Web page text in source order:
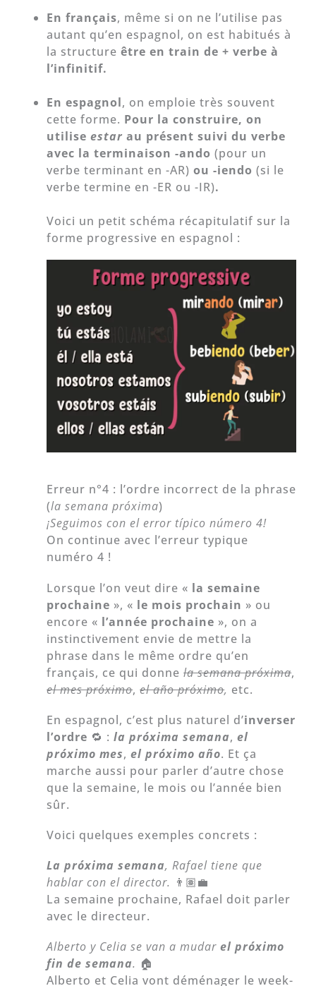
En français, même si on ne l’utilise pas
autant qu’en espagnol, on est habitués à
la structureêtre en train de + verbe à
l’infinitif.
En espagnol, on emploie très souvent
cette forme. Pour la construire, on
utiliseestar au présent suivi du verbe
avec la terminaison -ando(pour un
verbe terminant en -AR) ou -iendo(si le
verbe termine en -ER ou -IR).
Voici un petit schéma récapitulatif sur la
forme progressive en espagnol :
Erreur n°4 : l’ordre incorrect de la phrase
(la semana próxima)
¡Seguimos con el error típico número 4!
On continue avec l’erreur typique
numéro 4 !
Lorsque l’on veut dire « la semaine
prochaine », « le mois prochain » ou
encore « l’année prochaine », on a
instinctivement envie de mettre la
phrase dans le même ordre qu’en
français, ce qui donnela semana próxima,
el mes próximo,el año próximo, etc.
En espagnol, c’est plus naturel d’inverser
l’ordre 🔁 :la próxima semana,el
próximo mes,el próximo año. Et ça
marche aussi pour parler d’autre chose
que la semaine, le mois ou l’année bien
sûr.
Voici quelques exemples concrets :
La próxima semana, Rafael tiene que
hablar con el director. 👨🏽‍💼
La semaine prochaine, Rafael doit parler
avec le directeur.
Alberto y Celia se van a mudarel próximo
fin de semana. 🏠
Alberto et Celia vont déménager le week-